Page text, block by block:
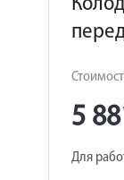
5
Для